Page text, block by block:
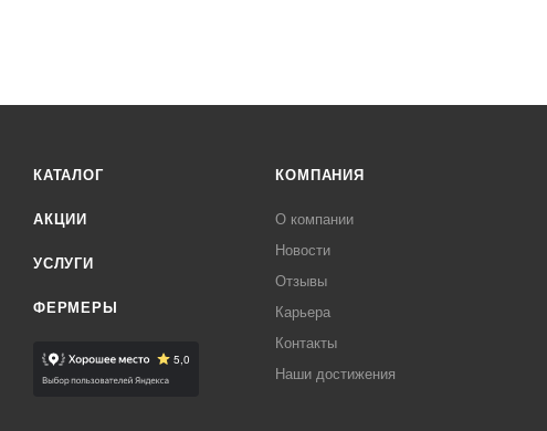
КАТАЛОГ
АКЦИИ
УСЛУГИ
ФЕРМЕРЫ
КОМПАНИЯ
О компании
Новости
Отзывы
Карьера
Контакты
Наши достижения